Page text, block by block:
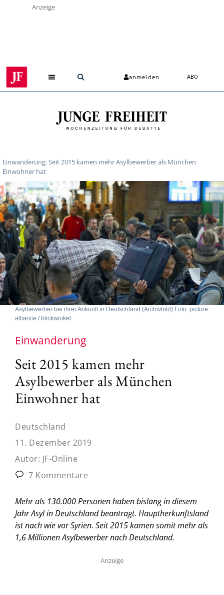
Anzeige
anmelden ABO
Einwanderung: Seit 2015 kamen mehr Asylbewerber als München
Einwohner hat
Asylbewerber bei ihrer Ankunft in Deutschland (Archivbild) Foto: picture
alliance / blickwinkel
Einwanderung
Seit 2015 kamen mehr
Asylbewerber als München
Einwohner hat
Deutschland
11. Dezember 2019
Autor: JF-Online
7 Kommentare
Mehr als 130.000 Personen haben bislang in diesem
Jahr Asyl in Deutschland beantragt. Hauptherkunftsland
ist nach wie vor Syrien. Seit 2015 kamen somit mehr als
1,6 Millionen Asylbewerber nach Deutschland.
Anzeige